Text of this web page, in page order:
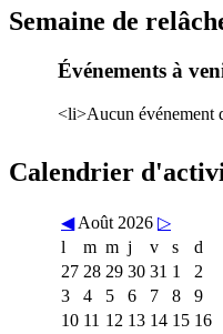
Semaine de
Événements à
<li>Aucun événement
Calendrier
◀Août 2026 ▷
l
m m j v s
d
27 28 29 30 31 1
2
3
4 5 6 7 8
9
10 11 12 13 14 15 16